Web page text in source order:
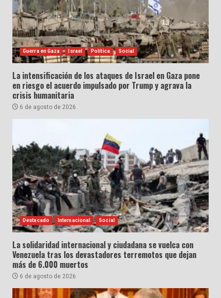
Guerra en Gaza Israel Política Social
La intensificación de los ataques de Israel en Gaza pone
en riesgo el acuerdo impulsado por Trump y agrava la
crisis humanitaria
6 de agosto de 2026
Destacado Internacional Social
La solidaridad internacional y ciudadana se vuelca con
Venezuela tras los devastadores terremotos que dejan
más de 6.000 muertos
6 de agosto de 2026